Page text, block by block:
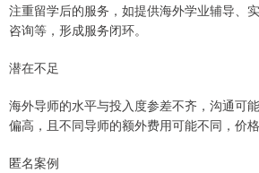
注重留学后的服务，如提供海外学业辅导、
咨询等，形成服务闭环。
潜在不足
海外导师的水平与投入度参差不齐，沟通可
偏高，且不同导师的额外费用可能不同，价格
匿名案例